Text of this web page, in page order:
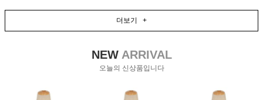
더보기 +
NEWARRIVAL
오늘의 신상품입니다